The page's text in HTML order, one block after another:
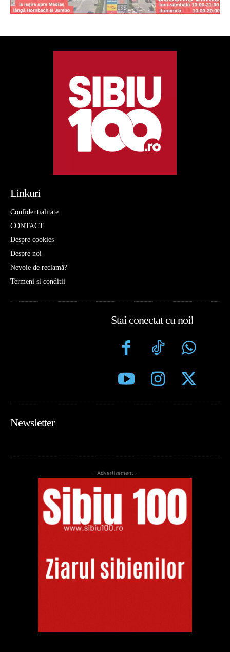
Linkuri
Confidentialitate
CONTACT
Despre cookies
Despre noi
Nevoie de reclamă?
Termeni si conditii
Stai conectat cu noi!
Newsletter
- Advertisement -